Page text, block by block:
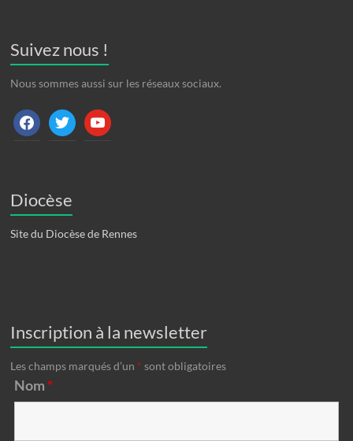
Suivez nous !
Nous sommes aussi sur les réseaux sociaux.
facebooktwitter youtube
Diocèse
Site du Diocèse de Rennes
Inscription à la newsletter
Les champs marqués d’un * sont obligatoires
Nom *